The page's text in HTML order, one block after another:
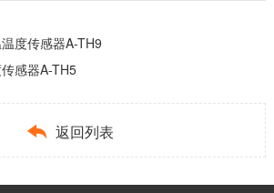
度传感器A-TH9
感器A-TH5
 返回列表